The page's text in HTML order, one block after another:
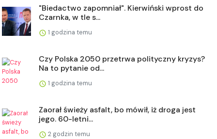
"Biedactwo zapomniał". Kierwiński wprost do
Czarnka, w tle s...
1 godzina temu
Czy Polska 2050 przetrwa polityczny kryzys?
Na to pytanie od...
1 godzina temu
Zaorał świeży asfalt, bo mówił, iż droga jest
jego. 60-letni...
2 godzin temu